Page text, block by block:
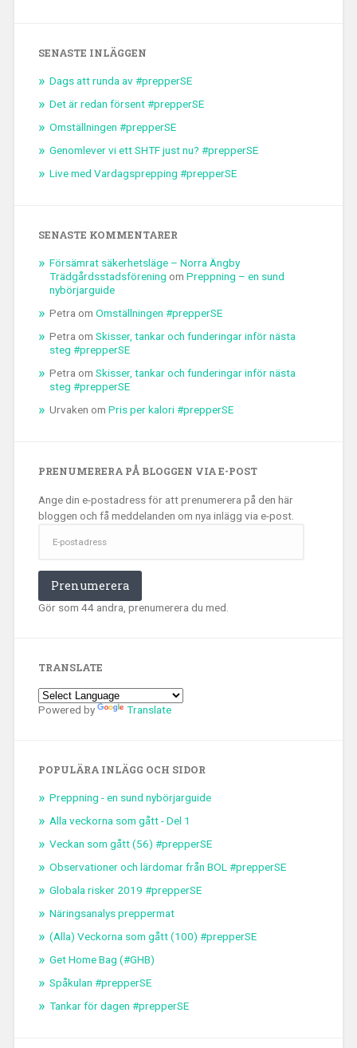
SENASTE INLÄGGEN
Dags att runda av #prepperSE
Det är redan försent #prepperSE
Omställningen #prepperSE
Genomlever vi ett SHTF just nu? #prepperSE
Live med Vardagsprepping #prepperSE
SENASTE KOMMENTARER
Försämrat säkerhetsläge – Norra Ängby
Trädgårdsstadsförening om Preppning – en sund
nybörjarguide
Petra om Omställningen #prepperSE
Petra om Skisser, tankar och funderingar inför nästa
steg #prepperSE
Petra om Skisser, tankar och funderingar inför nästa
steg #prepperSE
Urvaken om Pris per kalori #prepperSE
PRENUMERERA PÅ BLOGGEN VIA E-POST
Ange din e-postadress för att prenumerera på den här
bloggen och få meddelanden om nya inlägg via e-post.
postadress
Prenumerera
Gör som 44 andra, prenumerera du med.
TRANSLATE
Powered by Translate
POPULÄRA INLÄGG OCH SIDOR
Preppning - en sund nybörjarguide
Alla veckorna som gått - Del 1
Veckan som gått (56) #prepperSE
Observationer och lärdomar från BOL #prepperSE
Globala risker 2019 #prepperSE
Näringsanalys preppermat
(Alla) Veckorna som gått (100) #prepperSE
Get Home Bag (#GHB)
Spåkulan #prepperSE
Tankar för dagen #prepperSE